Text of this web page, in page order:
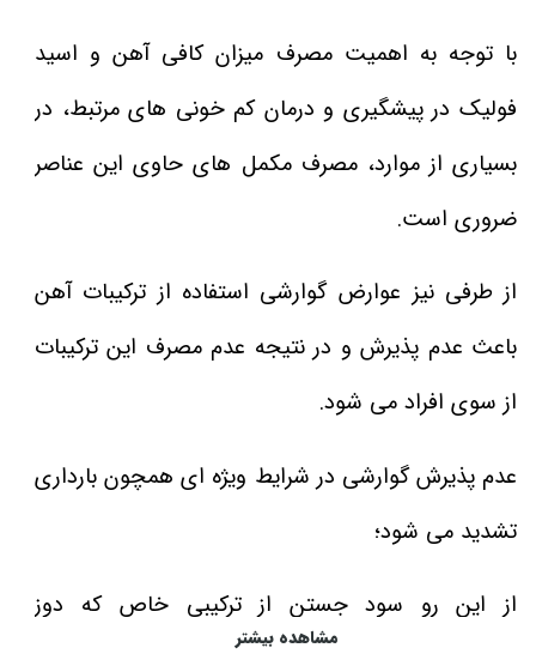
با توجه به اهمیت مصرف میزان کافی آهن و اسید
فولیک در پیشگیری و درمان کم خونی های مرتبط، در
بسیاری از موارد، مصرف مکمل های حاوی این عناصر
ضروری است.
از طرفی نیز عوارض گوارشی استفاده از ترکیبات آهن
باعث عدم پذیرش و در نتیجه عدم مصرف این ترکیبات
از سوی افراد می شود.
عدم پذیرش گوارشی در شرایط ویژه ای همچون بارداری
تشدید می شود؛
از این رو سود جستن از ترکیبی خاص که دوز
مشاهده بیشتر